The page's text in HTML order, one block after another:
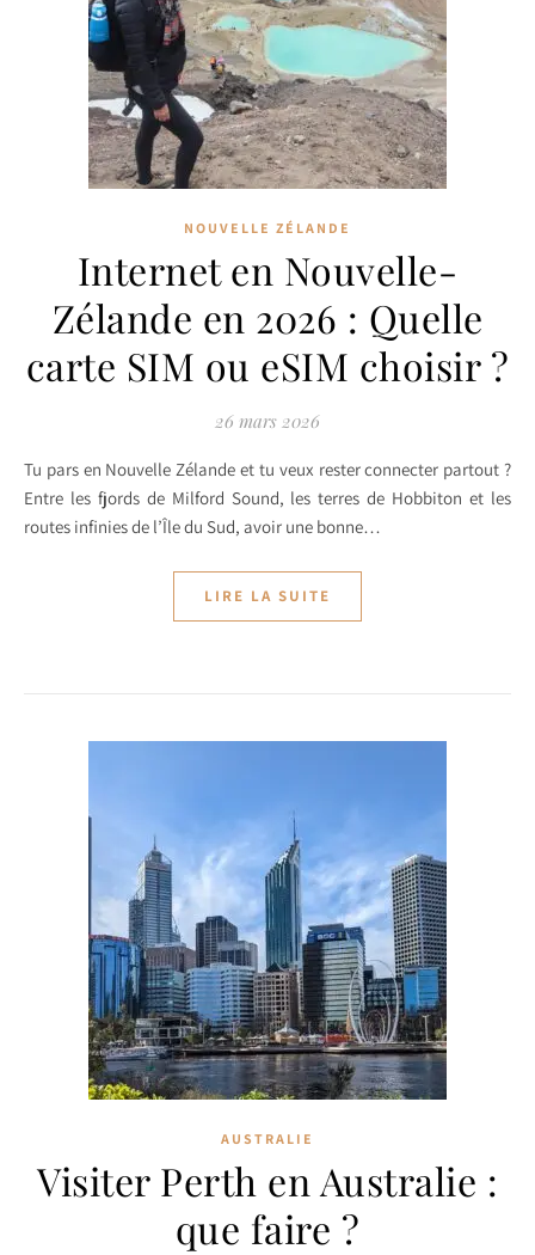
NOUVELLE ZÉLANDE
Internet en Nouvelle-
Zélande en 2026 : Quelle
carte SIM ou eSIM choisir ?
26 mars 2026
Tu pars en Nouvelle Zélande et tu veux rester connecter partout ?
Entre les fjords de Milford Sound, les terres de Hobbiton et les
routes infinies de l’Île du Sud, avoir une bonne…
LIRE LA SUITE
AUSTRALIE
Visiter Perth en Australie :
que faire ?